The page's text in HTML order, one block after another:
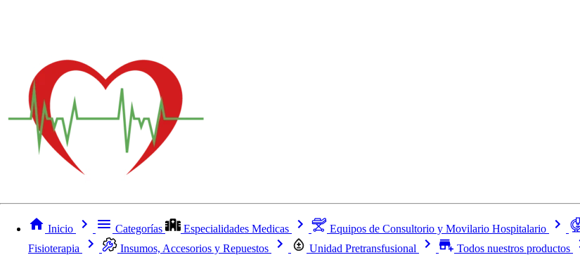
Inicio Categorías Especialidades Medicas Equipos de Consultorio y Movilario Hospitalario
Fisioterapia
Insumos, Accesorios y Repuestos Unidad Pretransfusional
Todos nuestros productos